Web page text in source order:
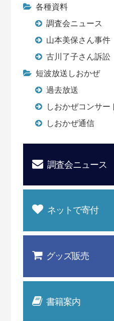
各種資料
調査会ニュース
山本美保さん事件
古川了子さん訴訟
短波放送しおかぜ
過去放送
しおかぜコンサー
しおかぜ通信
調査会ニュース
ネットで寄付
グッズ販売
書籍案内